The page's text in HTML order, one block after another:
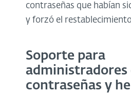
contraseñas que habían
y forzó el
Soporte para
administradores
contraseñas y